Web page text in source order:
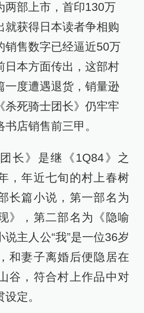
两部上市，首印130万
就获得日本读者争相购
销售数字已经逼近50万
日本方面传出，这部村
一度遭遇退货，销量逊
杀死骑士团长》仍牢牢
店销售前三甲。
长》是继《1Q84》之
，年近七旬的村上春树
长篇小说，第一部名为
》，第二部名为《隐喻
说主人公“我”是一位36岁
和妻子离婚后便隐居在
谷，符合村上作品中对
定。